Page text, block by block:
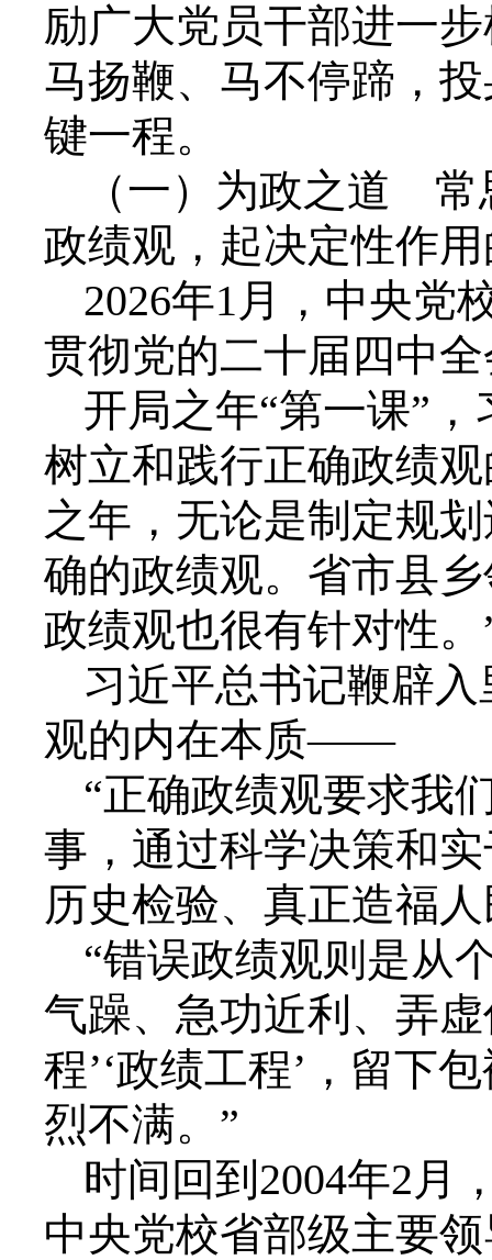
励广大党员干部进一
马扬鞭、马不停蹄，
键一程。
（一）为政之道
政绩观，起决定性作
2026年1月，中央党
贯彻党的二十届四中
开局之年“第一课”
树立和践行正确政绩观
之年，无论是制定规
确的政绩观。省市县
政绩观也很有针对性。
习近平总书记鞭辟
观的内在本质——
“正确政绩观要求我
事，通过科学决策和
历史检验、真正造福
“错误政绩观则是从
气躁、急功近利、弄
程’‘政绩工程’，留下
烈不满。”
时间回到2004年2月
中央党校省部级主要